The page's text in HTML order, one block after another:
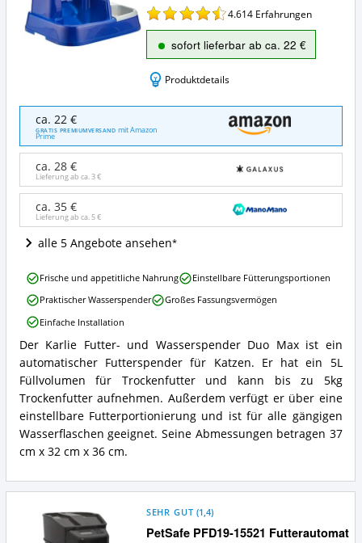
4.614 Erfahrungen
sofort lieferbar ab ca. 22 €
Produktdetails
Futter-
und
Wasserspender
Duo
Max
Angebote:
ist
dieser
für
Katzen
erhältlich?
ca. 22 €
GRATIS PREMIUMVERSAND mit Amazon
Prime
ca. 28 €
Lieferung ab ca.3 €
ca. 35 €
Lieferung ab ca.5 €
alle 5 Angebote ansehen
Karlie
Futter-
und
Wasserspender
Duo
Max
Zusammenfassung:
Was
dieser
Futterautomat
Katzen?
Der Karlie Futter- und Wasserspender Duo Max ist ein
automatischer Futterspender für Katzen. Er hat ein 5L
Füllvolumen für Trockenfutter und kann bis zu 5kg
Trockenfutter aufnehmen. Außerdem verfügt er über eine
einstellbare Futterportionierung und ist für alle gängigen
Wasserflaschen geeignet. Seine Abmessungen betragen 37
cm x 32 cm x 36 cm.
Karlie
Futter-
und
Wasserspender
Duo
Max
Vorteile:
Was
spricht
für
diesen
Futterautomat
für
Frische und appetitliche Nahrung
Einstellbare Fütterungsportionen
Praktischer Wasserspender
Großes Fassungsvermögen
Einfache Installation
PetSafe PFD19-15521 Futterautomat
SEHR GUT (1,4)